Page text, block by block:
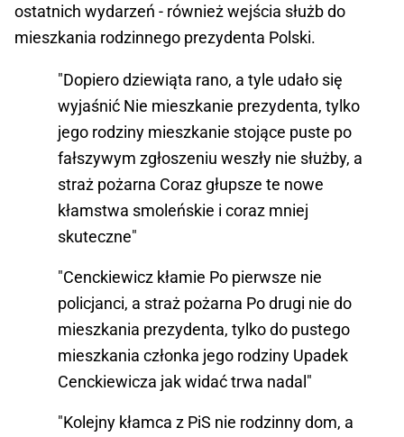
ostatnich wydarzeń - również wejścia służb do
mieszkania rodzinnego prezydenta Polski.
"Dopiero dziewiąta rano, a tyle udało się
wyjaśnić Nie mieszkanie prezydenta, tylko
jego rodziny mieszkanie stojące puste po
fałszywym zgłoszeniu weszły nie służby, a
straż pożarna Coraz głupsze te nowe
kłamstwa smoleńskie i coraz mniej
skuteczne"
"Cenckiewicz kłamie Po pierwsze nie
policjanci, a straż pożarna Po drugi nie do
mieszkania prezydenta, tylko do pustego
mieszkania członka jego rodziny Upadek
Cenckiewicza jak widać trwa nadal"
"Kolejny kłamca z PiS nie rodzinny dom, a